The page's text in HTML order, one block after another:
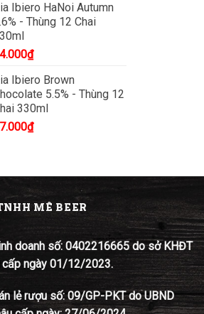
Ibiero HaNoi Autumn
- Thùng 12 Chai
₫
Ibiero Brown
5.5% - Thùng 12
330ml
₫
MÊ BEER
doanh số: 0402216665 do sở KHĐT
cấp ngày 01/12/2023.
lẻ rượu số: 09/GP-PKT do UBND